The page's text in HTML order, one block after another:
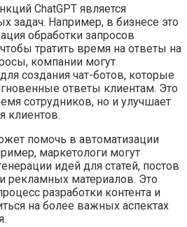
ChatGPT является
задач. Например, в бизнесе это
обработки запросов
тратить время на ответы на
компании могут
создания чат-ботов, которые
ответы клиентам. Это
сотрудников, но и улучшает
клиентов.
помочь в автоматизации
маркетологи могут
идей для статей, постов
рекламных материалов. Это
разработки контента и
на более важных аспектах